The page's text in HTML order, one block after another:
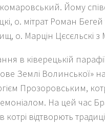
Йому
о. мітрат Роман
о. Марцін Цєсєльскі з
в ківерецькій
Землі Волинської»
Прозоровським,
На цей час
відтворють